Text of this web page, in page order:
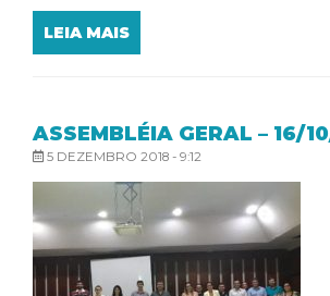
LEIA MAIS
ASSEMBLÉIA GERAL – 16/
5 DEZEMBRO 2018 - 9:12